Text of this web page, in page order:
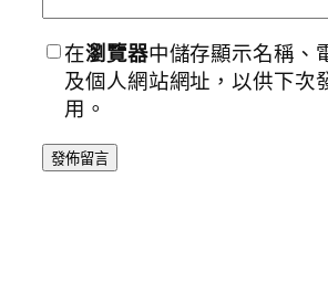
在瀏覽器中儲存顯示名稱、
及個人網站網址，以供下次
用。